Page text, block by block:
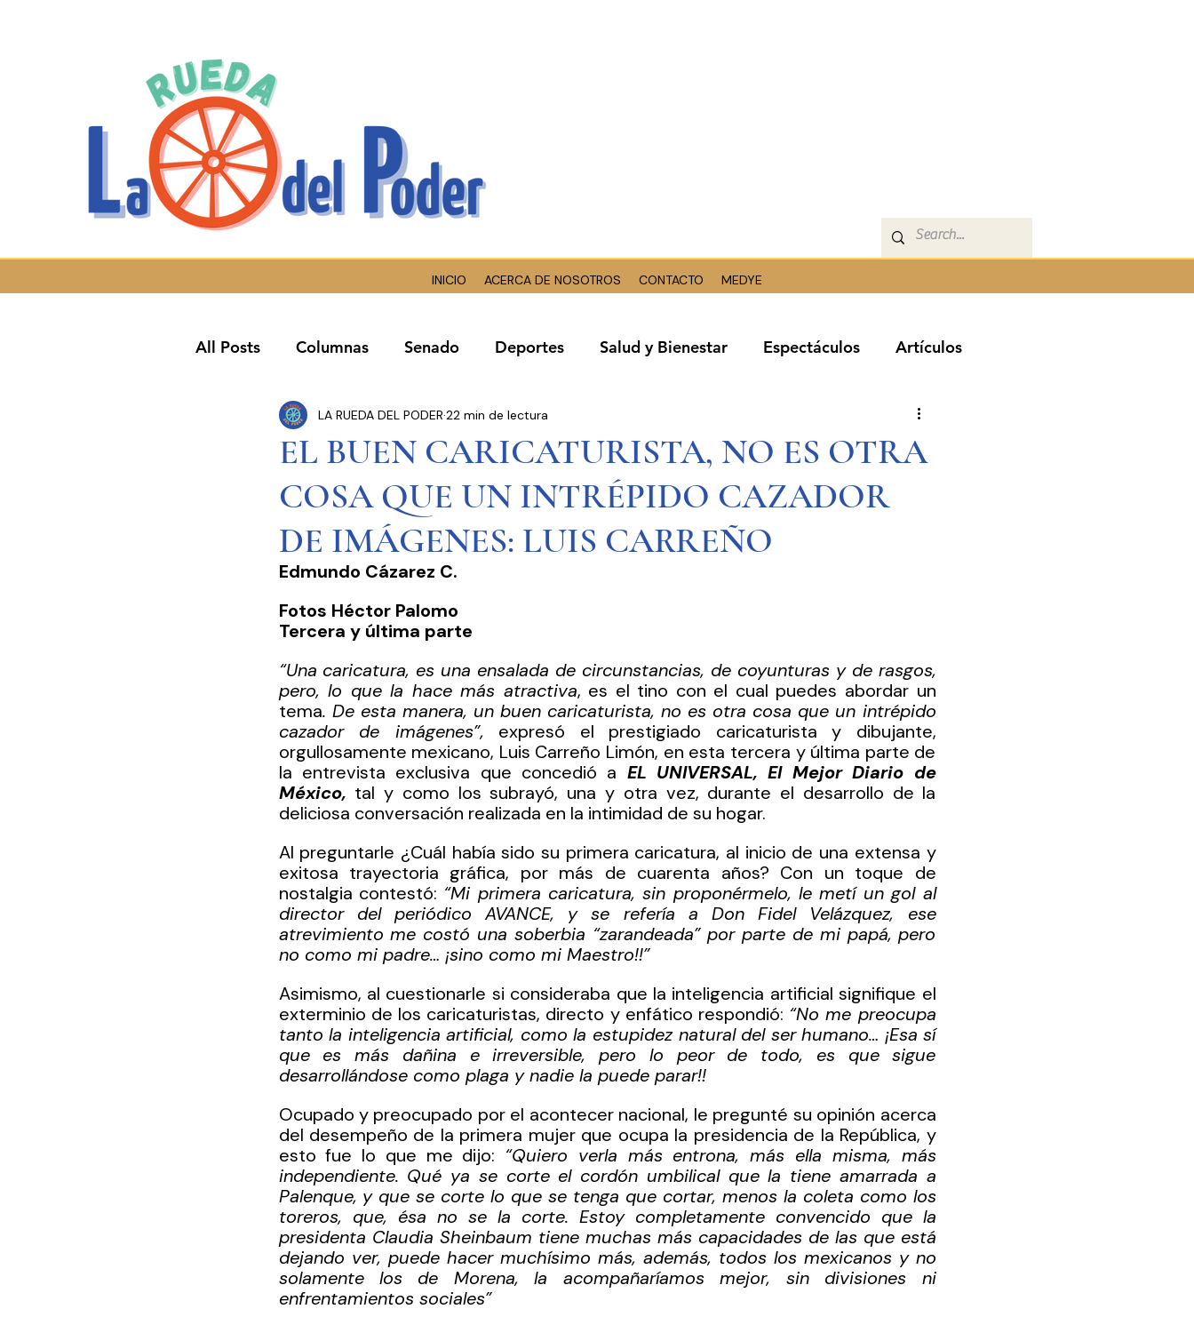
INICIO ACERCA DE NOSOTROS CONTACTO MEDYE
All Posts Columnas Senado Deportes Salud y Bienestar Espectáculos Artículos
Congreso Cdmx Presidencia Entrevistas
Seguridad Pública Ciudad de México El Mundo Jóvenes opinan Reportajes
Estados y Municipios Partidos Políticos Cámara de Diputados
EL BUEN CARICATURISTA, NO ES OTRA
COSA QUE UN INTRÉPIDO CAZADOR
DE IMÁGENES: LUIS CARREÑO
LA RUEDA DEL PODER 22 min de lectura
Edmundo Cázarez C.
Fotos Héctor Palomo
Tercera y última parte
“Una caricatura, es una ensalada de circunstancias, de coyunturas y de rasgos,
pero, lo que la hace más atractiva, es el tino con el cual puedes abordar un
tema. De esta manera, un buen caricaturista, no es otra cosa que un intrépido
cazador de imágenes”, expresó el prestigiado caricaturista y dibujante,
orgullosamente mexicano, Luis Carreño Limón, en esta tercera y última parte de
la entrevista exclusiva que concedió a EL UNIVERSAL, El Mejor Diario de
México, tal y como los subrayó, una y otra vez, durante el desarrollo de la
deliciosa conversación realizada en la intimidad de su hogar.
Al preguntarle ¿Cuál había sido su primera caricatura, al inicio de una extensa y
exitosa trayectoria gráfica, por más de cuarenta años? Con un toque de
nostalgia contestó: “Mi primera caricatura, sin proponérmelo, le metí un gol al
director del periódico AVANCE, y se refería a Don Fidel Velázquez, ese
atrevimiento me costó una soberbia “zarandeada” por parte de mi papá, pero
no como mi padre… ¡sino como mi Maestro!!”
Asimismo, al cuestionarle si consideraba que la inteligencia artificial signifique el
exterminio de los caricaturistas, directo y enfático respondió: “No me preocupa
tanto la inteligencia artificial, como la estupidez natural del ser humano… ¡Esa sí
que es más dañina e irreversible, pero lo peor de todo, es que sigue
desarrollándose como plaga y nadie la puede parar!!
Ocupado y preocupado por el acontecer nacional, le pregunté su opinión acerca
del desempeño de la primera mujer que ocupa la presidencia de la República, y
esto fue lo que me dijo: “Quiero verla más entrona, más ella misma, más
independiente. Qué ya se corte el cordón umbilical que la tiene amarrada a
Palenque, y que se corte lo que se tenga que cortar, menos la coleta como los
toreros, que, ésa no se la corte. Estoy completamente convencido que la
presidenta Claudia Sheinbaum tiene muchas más capacidades de las que está
dejando ver, puede hacer muchísimo más, además, todos los mexicanos y no
solamente los de Morena, la acompañaríamos mejor, sin divisiones ni
enfrentamientos sociales”